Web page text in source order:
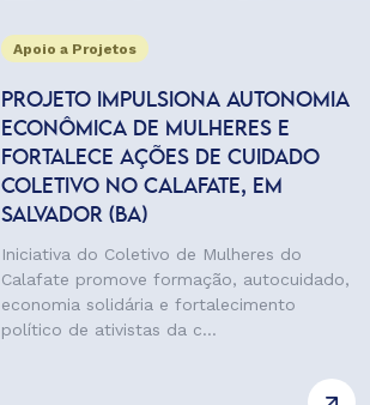
Apoio a Projetos
PROJETO IMPULSIONA AUTONOMIA
ECONÔMICA DE MULHERES E
FORTALECE AÇÕES DE CUIDADO
COLETIVO NO CALAFATE, EM
SALVADOR (BA)
Iniciativa do Coletivo de Mulheres do
Calafate promove formação, autocuidado,
economia solidária e fortalecimento
político de ativistas da c...